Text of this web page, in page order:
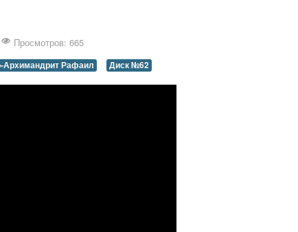
Просмотров: 665
Архимандрит Рафаил Диск №62